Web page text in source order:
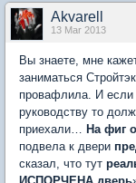
Akvarell
13 Mar 2013
Вы знаете, мне
заниматься
провафлила. И если
руководству то
приехали… На фиг
подвела к двери
сказал, что тут